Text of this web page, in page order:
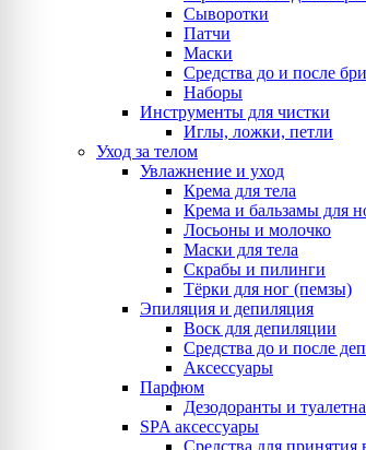
Сыворотки
Патчи
Маски
Средства до и после
Наборы
Инструменты для чистки
Иглы, ложки, петли
Уход за телом
Увлажнение и уход
Крема для тела
Крема и бальзамы для
Лосьоны и молочко
Маски для тела
Скрабы и пилинги
Тёрки для ног (пемзы)
Эпиляция и депиляция
Воск для депиляции
Средства до и после
Аксессуары
Парфюм
Дезодоранты и
SPA аксессуары
Средства для принятия